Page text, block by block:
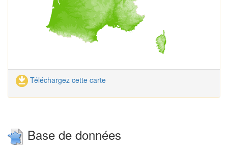
Téléchargez cette carte
Base de données